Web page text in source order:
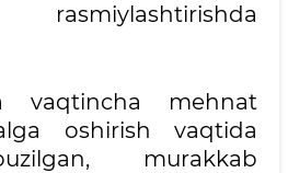
mehnat
oshirish vaqtida
murakkab